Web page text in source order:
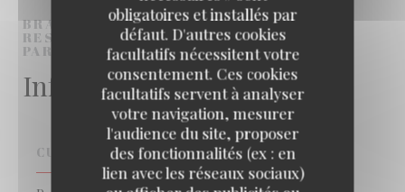
obligatoires et installés par
défaut. D'autres cookies
facultatifs nécessitent votre
consentement. Ces cookies
facultatifs servent à analyser
votre navigation, mesurer
l'audience du site, proposer
des fonctionnalités (ex : en
lien avec les réseaux sociaux)
BRASSERIE LES PETITS CARREAUX
RESTAURANT TRADITIONNEL
PARIS (PARIS, FRANCE)
Infos pratiques
CUISINE